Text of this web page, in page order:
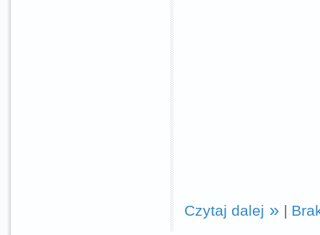
Czytaj dalej |